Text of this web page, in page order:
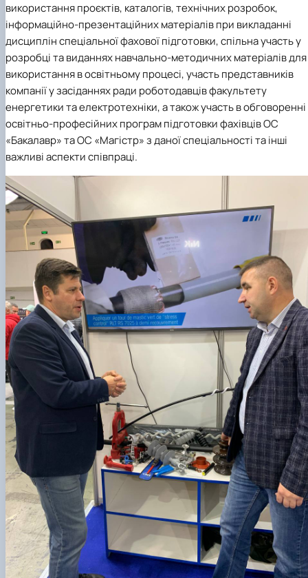
використання проєктів, каталогів, технічних розробок,
інформаційно-презентаційних матеріалів при викладанні
дисциплін спеціальної фахової підготовки, спільна участь у
розробці та виданнях навчально-методичних матеріалів для
використання в освітньому процесі, участь представників
компанії у засіданнях ради роботодавців факультету
енергетики та електротехніки, а також участь в обговоренні
освітньо-професійних програм підготовки фахівців ОС
«Бакалавр» та ОС «Магістр» з даної спеціальності та інші
важливі аспекти співпраці.